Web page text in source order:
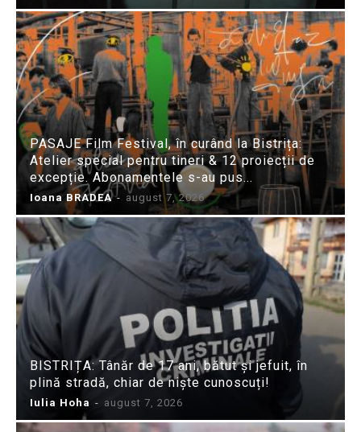
PASAJE Film Festival, în curând la Bistrița:
Atelier special pentru tineri & 12 proiecții de
excepție. Abonamentele s-au pus...
Ioana BRADEA - august 7, 2026
BISTRIȚA: Tânăr de 17 ani, bătut și jefuit, în
plină stradă, chiar de niște cunoscuți!
Iulia Hoha - august 7, 2026